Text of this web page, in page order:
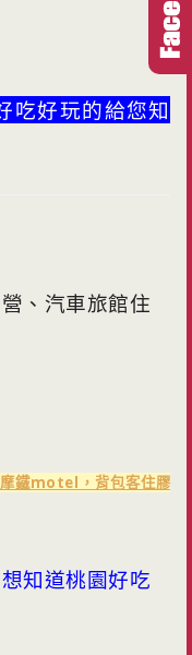
吃好玩的給您知
、汽車旅館住
鐵motel，背包客住膠
知道桃園好吃